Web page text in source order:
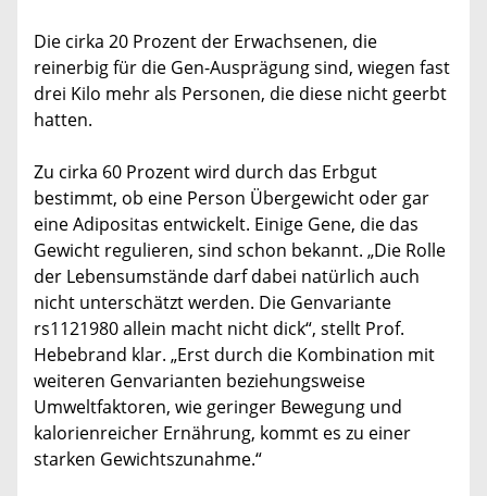
Die cirka 20 Prozent der Erwachsenen, die
reinerbig für die Gen-Ausprägung sind, wiegen fast
drei Kilo mehr als Personen, die diese nicht geerbt
hatten.
Zu cirka 60 Prozent wird durch das Erbgut
bestimmt, ob eine Person Übergewicht oder gar
eine Adipositas entwickelt. Einige Gene, die das
Gewicht regulieren, sind schon bekannt. „Die Rolle
der Lebensumstände darf dabei natürlich auch
nicht unterschätzt werden. Die Genvariante
rs1121980 allein macht nicht dick“, stellt Prof.
Hebebrand klar. „Erst durch die Kombination mit
weiteren Genvarianten beziehungsweise
Umweltfaktoren, wie geringer Bewegung und
kalorienreicher Ernährung, kommt es zu einer
starken Gewichtszunahme.“